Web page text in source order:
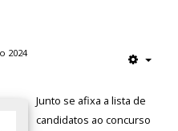
2024
Junto se afixa a lista de
candidatos ao concurso